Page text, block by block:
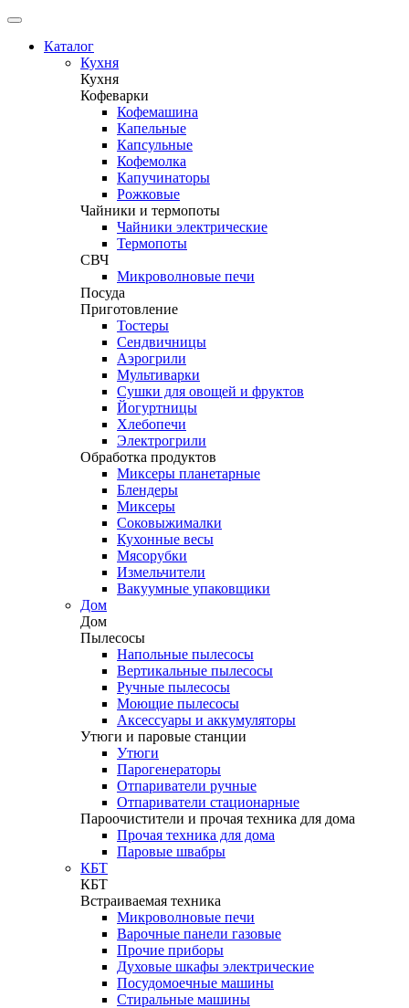
Каталог
Кухня
Кухня
Кофеварки
Кофемашина
Капельные
Капсульные
Кофемолка
Капучинаторы
Рожковые
Чайники и термопоты
Чайники электрические
Термопоты
СВЧ
Микроволновые печи
Посуда
Приготовление
Тостеры
Сендвичницы
Аэрогрили
Мультиварки
Сушки для овощей и фруктов
Йогуртницы
Хлебопечи
Электрогрили
Обработка продуктов
Миксеры планетарные
Блендеры
Миксеры
Соковыжималки
Кухонные весы
Мясорубки
Измельчители
Вакуумные упаковщики
Дом
Дом
Пылесосы
Напольные пылесосы
Вертикальные пылесосы
Ручные пылесосы
Моющие пылесосы
Аксессуары и аккумуляторы
Утюги и паровые станции
Утюги
Парогенераторы
Отпариватели ручные
Отпариватели стационарные
Пароочистители и прочая техника для дома
Прочая техника для дома
Паровые швабры
КБТ
КБТ
Встраиваемая техника
Микроволновые печи
Варочные панели газовые
Прочие приборы
Духовые шкафы электрические
Посудомоечные машины
Стиральные машины